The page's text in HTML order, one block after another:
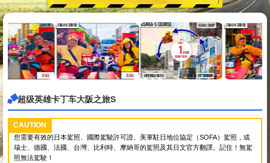
超级英雄卡丁车大阪之旅S
CAUTION
您需要有效的日本駕照、國際駕駛許可證、美軍駐日地位協定（SOFA）駕照，或
瑞士、德國、法國、台灣、比利時、摩納哥的駕照及其日文官方翻譯。記住！無駕
照無法駕駛！